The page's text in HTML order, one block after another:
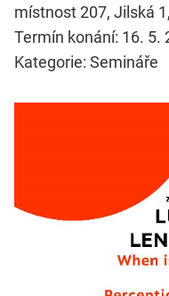
místnost 207, Jilská
Termín konání: 16. 5.
Kategorie: Semináře